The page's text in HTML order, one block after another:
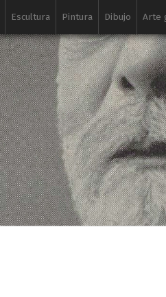
Escultura Pintura Dibujo Arte